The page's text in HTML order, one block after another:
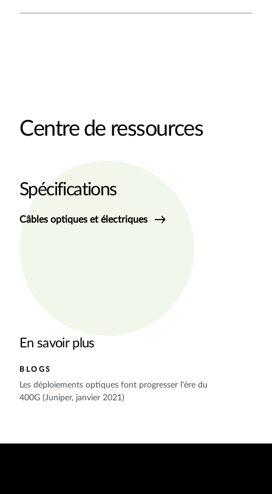
Centre de ressources
En savoir plus
BLOGS
Les déploiements optiques font progresser l'ère du
400G (Juniper, janvier 2021)
Spécifications
Câbles optiques et électriques